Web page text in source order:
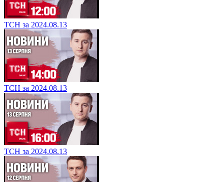
ТСН за 2024.08.13
ТСН за 2024.08.13
ТСН за 2024.08.13